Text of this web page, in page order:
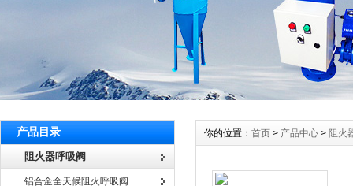
产品目录
阻火器呼吸阀
铝合金全天候阻火呼吸阀
你的位置： 首页 > 产品中心 > 阻火